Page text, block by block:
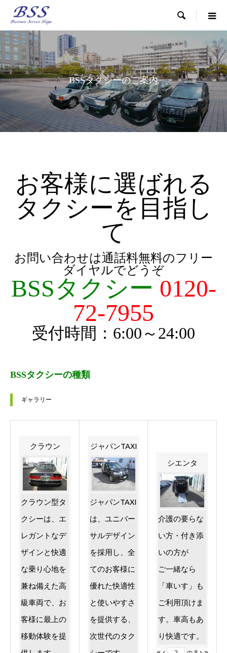

BSSタクシーのご案内
お客様に選ばれる
タクシーを目指し
て
お問い合わせは通話料無料のフリー
ダイヤルでどうぞ
BSSタクシー 0120-
72-7955
受付時間：6:00～24:00
BSSタクシーの種類
ギャラリー
クラウン
クラウン型タ
クシーは、エ
レガントなデ
ザインと快適
な乗り心地を
兼ね備えた高
級車両で、お
客様に最上の
移動体験を提
ジャパンTAXI
ジャパンTAXI
は、ユニバー
サルデザイン
を採用し、全
てのお客様に
優れた快適性
と使いやすさ
を提供する、
次世代のタク
シエンタ
介護の要らな
い方・付き添
いの方が
ご一緒なら
「車いす」も
ご利用頂けま
す。車高もあ
り快適です。